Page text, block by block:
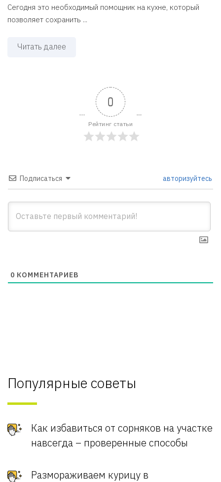
Сегодня это необходимый помощник на кухне, который
позволяет сохранить ...
Читать далее
0
Рейтинг статьи
Подписаться авторизуйтесь
0 КОММЕНТАРИЕВ
Популярные советы
Как избавиться от сорняков на участке
навсегда – проверенные способы
Размораживаем курицу в